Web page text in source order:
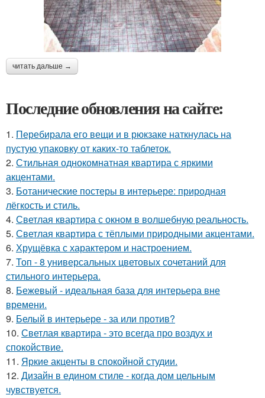
читать дальше →
Последние обновления на сайте:
1. Перебирала его вещи и в рюкзаке наткнулась на
пустую упаковку от каких-то таблеток.
2. Стильная однокомнатная квартира с яркими
акцентами.
3. Ботанические постеры в интерьере: природная
лёгкость и стиль.
4. Светлая квартира с окном в волшебную реальность.
5. Светлая квартира с тёплыми природными акцентами.
6. Хрущёвка с характером и настроением.
7. Топ - 8 универсальных цветовых сочетаний для
стильного интерьера.
8. Бежевый - идеальная база для интерьера вне
времени.
9. Белый в интерьере - за или против?
10. Светлая квартира - это всегда про воздух и
спокойствие.
11. Яркие акценты в спокойной студии.
12. Дизайн в едином стиле - когда дом цельным
чувствуется.